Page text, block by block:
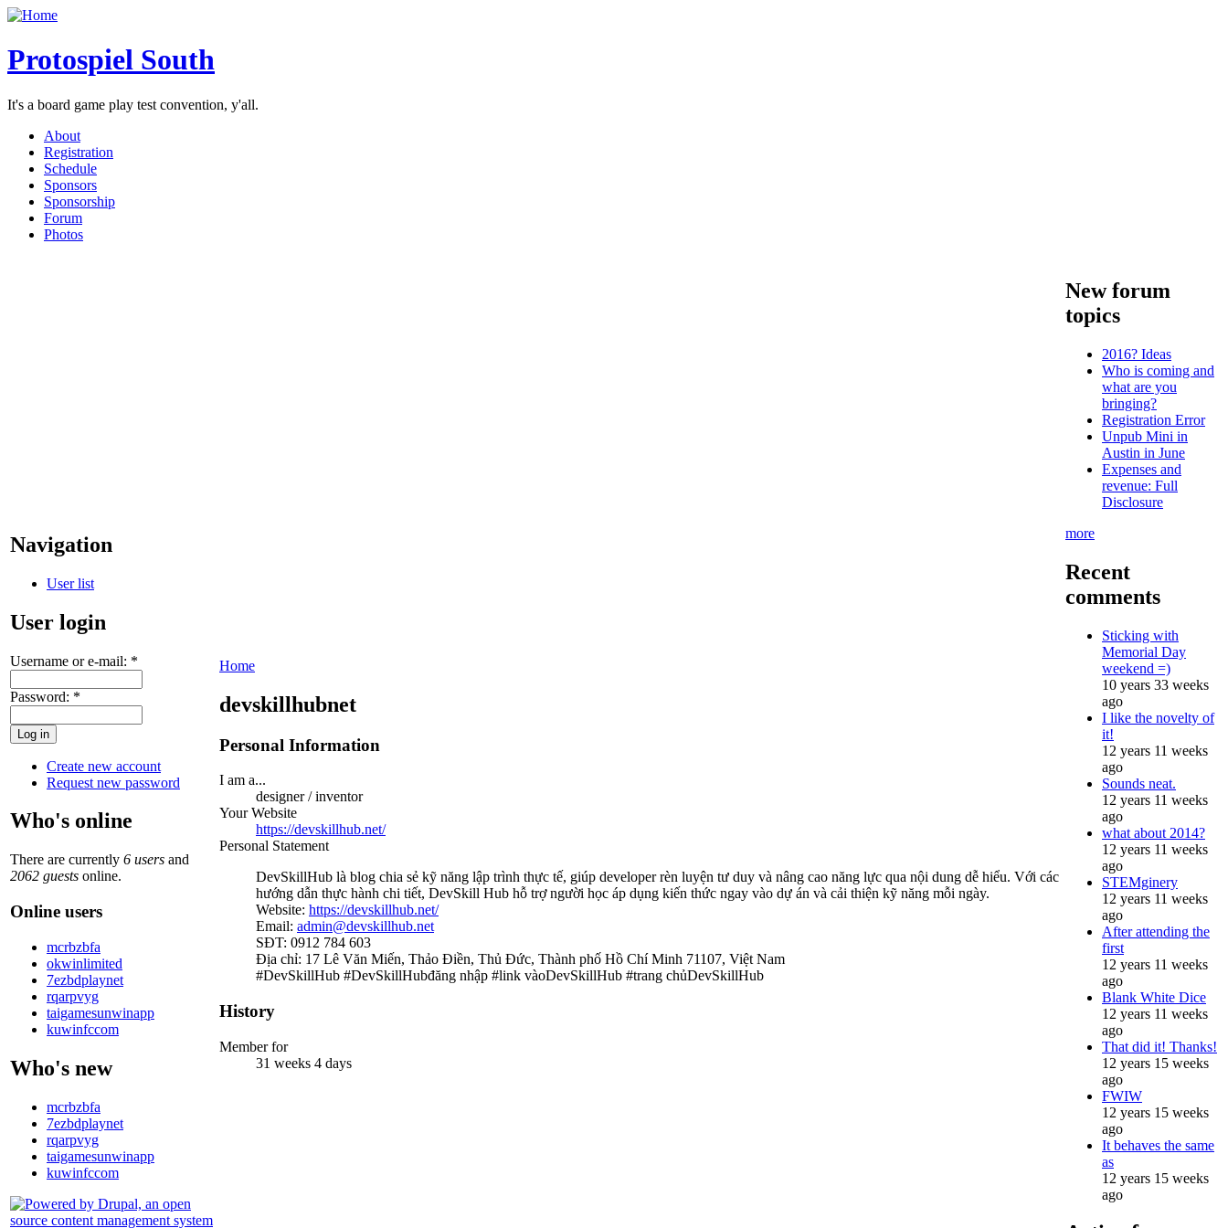
Protospiel South
It's a board game play test convention, y'all.
About
Registration
Schedule
Sponsors
Sponsorship
Forum
Photos
Navigation
User list
User login
Username or e-mail: *
Password: *
Create new account
Request new password
Who's online
There are currently 6 users and
2062 guests online.
Online users
mcrbzbfa
okwinlimited
7ezbdplaynet
rqarpvyg
taigamesunwinapp
kuwinfccom
Who's new
mcrbzbfa
7ezbdplaynet
rqarpvyg
taigamesunwinapp
kuwinfccom
Home
devskillhubnet
Personal Information
I am a...
designer / inventor
Your Website
https://devskillhub.net/
Personal Statement
DevSkillHub là blog chia sẻ kỹ năng lập trình thực tế, giúp developer rèn luyện tư duy và nâng cao năng lực qua nội dung dễ hiểu. Với các
hướng dẫn thực hành chi tiết, DevSkill Hub hỗ trợ người học áp dụng kiến thức ngay vào dự án và cải thiện kỹ năng mỗi ngày.
Website: https://devskillhub.net/
Email: admin@devskillhub.net
SĐT: 0912 784 603
Địa chỉ: 17 Lê Văn Miến, Thảo Điền, Thủ Đức, Thành phố Hồ Chí Minh 71107, Việt Nam
#DevSkillHub #DevSkillHubđăng nhập #link vàoDevSkillHub #trang chủDevSkillHub
History
Member for
31 weeks 4 days
New forum
topics
2016? Ideas
Who is coming and
what are you
bringing?
Registration Error
Unpub Mini in
Austin in June
Expenses and
revenue: Full
Disclosure
more
Recent
comments
Sticking with
Memorial Day
weekend =)
10 years 33 weeks
ago
I like the novelty of
it!
12 years 11 weeks
ago
Sounds neat.
12 years 11 weeks
ago
what about 2014?
12 years 11 weeks
ago
STEMginery
12 years 11 weeks
ago
After attending the
first
12 years 11 weeks
ago
Blank White Dice
12 years 11 weeks
ago
That did it! Thanks!
12 years 15 weeks
ago
FWIW
12 years 15 weeks
ago
It behaves the same
as
12 years 15 weeks
ago